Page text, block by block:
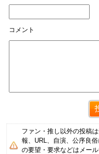
コメント
ファン・推し以外の投稿
報、URL、自演、公序良
の要望・要求などはメー